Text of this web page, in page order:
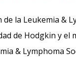
de la Leukemia &
de Hodgkin y el
& Lymphoma